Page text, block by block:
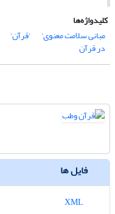
کلیدواژه‌ها
مبانی سلامت معنوی'
'قرآن'
در قرآن
فایل ها